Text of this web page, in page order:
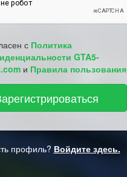
с Политика
GTA5-
и Правила пользования
профиль? Войдите здесь.